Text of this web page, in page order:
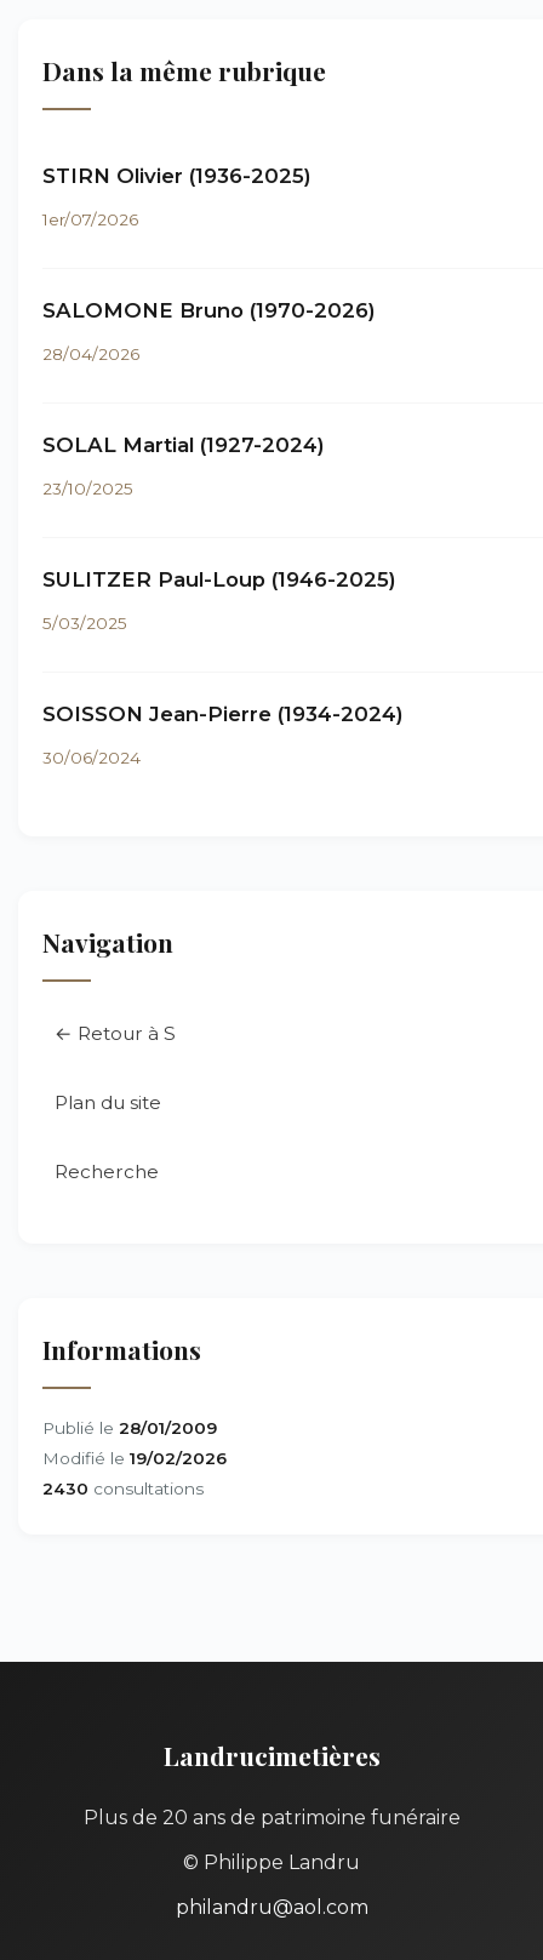
Dans la même rubrique
STIRN Olivier (1936-2025)
1er/07/2026
SALOMONE Bruno (1970-2026)
28/04/2026
SOLAL Martial (1927-2024)
23/10/2025
SULITZER Paul-Loup (1946-2025)
5/03/2025
SOISSON Jean-Pierre (1934-2024)
30/06/2024
Navigation
← Retour à S
Plan du site
Recherche
Informations
Publié le 28/01/2009
Modifié le 19/02/2026
2430 consultations
Landrucimetières
Plus de 20 ans de patrimoine funéraire
© Philippe Landru
philandru@aol.com